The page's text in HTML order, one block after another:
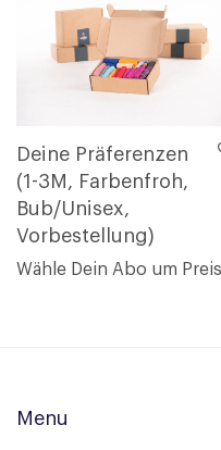
Deine Präferenzen
(1-3M, Farbenfroh,
Bub/Unisex,
Vorbestellung)
Wähle Dein Abo um
Menu